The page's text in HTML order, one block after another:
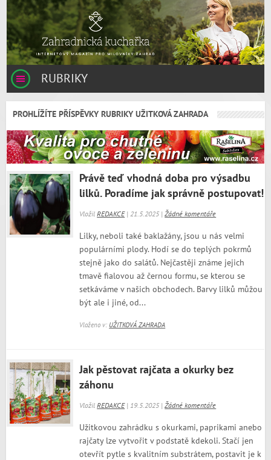
RUBRIKY
PROHLÍŽÍTE PŘÍSPĚVKY RUBRIKY UŽITKOVÁ ZAHRADA
Právě teď vhodná doba pro výsadbu
lilků. Poradíme jak správně postupovat!
VložilREDAKCE| 21.5.2025 |Žádné komentáře
Lilky, neboli také baklažány, jsou u nás velmi
populárními plody. Hodí se do teplých pokrmů
stejně jako do salátů. Nejčastěji známe jejich
tmavě fialovou až černou formu, se kterou se
setkáváme v našich obchodech. Barvy lilků můžou
být ale i jiné, od...
Vloženo v: UŽITKOVÁ ZAHRADA
Jak pěstovat rajčata a okurky bez
záhonu
VložilREDAKCE| 19.5.2025 |Žádné komentáře
Užitkovou zahrádku s okurkami, paprikami anebo
rajčaty lze vytvořit v podstatě kdekoli. Stačí jen
otevřít pytle s kvalitním substrátem, postavit je k